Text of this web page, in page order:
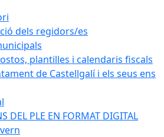
dels regidors/es
plantilles i calendaris fiscals
de Castellgalí i els seus ens
DEL PLE EN FORMAT DIGITAL